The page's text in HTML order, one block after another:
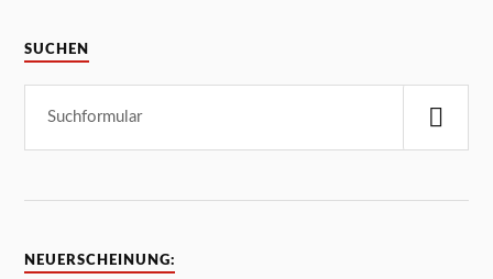
SUCHEN
NEUERSCHEINUNG: